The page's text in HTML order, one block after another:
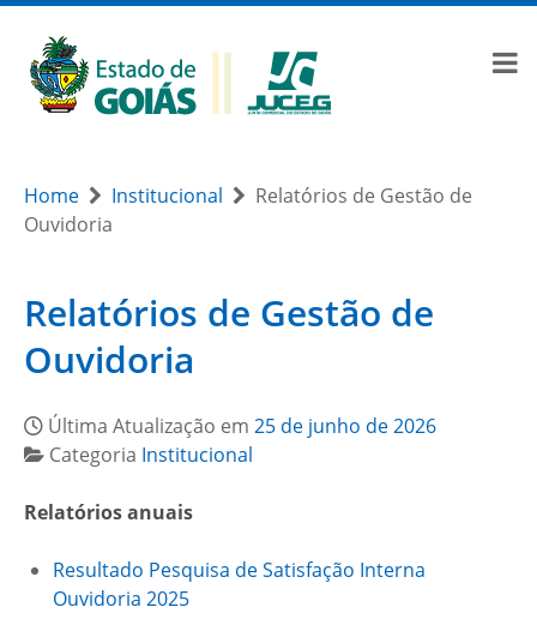
Home Institucional
Relatórios de Gestão de
Ouvidoria
Relatórios de Gestão de
Ouvidoria
Última Atualização em 25 de junho de 2026
Categoria Institucional
Relatórios anuais
Resultado Pesquisa de Satisfação Interna
Ouvidoria 2025